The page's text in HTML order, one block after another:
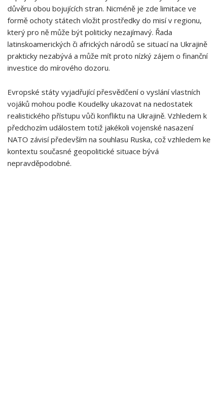
důvěru obou bojujících stran. Nicméně je zde limitace ve
formě ochoty státech vložit prostředky do ⁢misí v regionu,
který pro ně může být politicky nezajímavý. Řada
latinskoamerických či afrických ‌národů⁤ se situací na Ukrajině
prakticky nezabývá a může mít​ proto nízký zájem o finanční
investice do mírového dozoru.
Evropské⁢ státy ​vyjadřující přesvědčení o ​vyslání vlastních‌
vojáků mohou podle Koudelky ukazovat na nedostatek
realistického ​přístupu⁤ vůči konfliktu na ⁣Ukrajině. Vzhledem k
předchozím událostem⁣ totiž jakékoli vojenské nasazení
NATO závisí především na souhlasu Ruska, což vzhledem ke⁢
kontextu současné geopolitické situace bývá
nepravděpodobné.